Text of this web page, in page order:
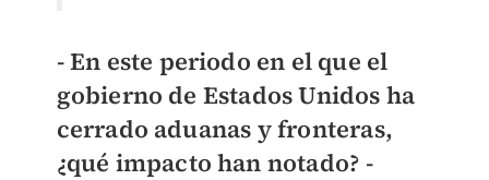
- En este periodo en el que el
gobierno de Estados Unidos ha
cerrado aduanas y fronteras,
¿qué impacto han notado? -